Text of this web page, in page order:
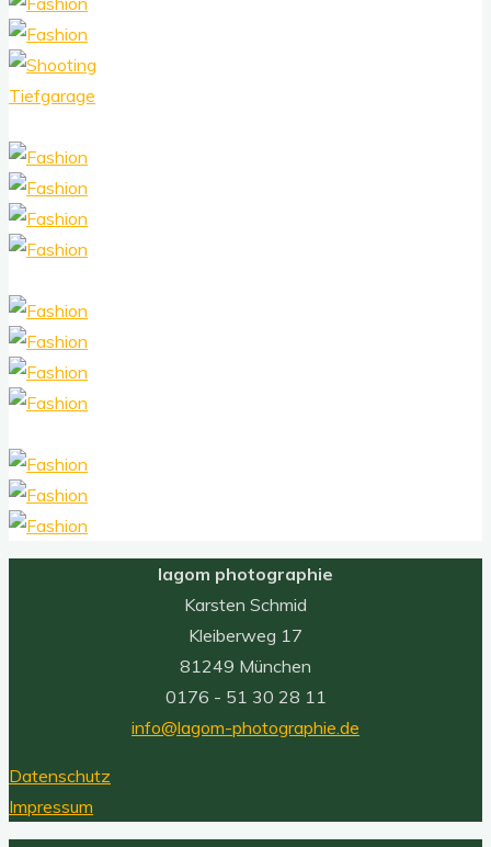
lagom photographie
Karsten Schmid
Kleiberweg 17
81249 München
0176 - 51 30 28 11
info@lagom-photographie.de
Datenschutz
Impressum